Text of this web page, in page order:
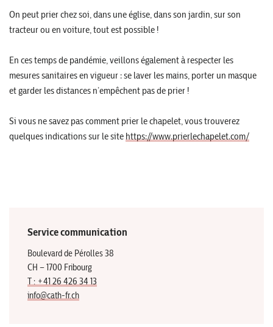
On peut prier chez soi, dans une église, dans son jardin, sur son
tracteur ou en voiture, tout est possible !
En ces temps de pandémie, veillons également à respecter les
mesures sanitaires en vigueur : se laver les mains, porter un masque
et garder les distances n’empêchent pas de prier !
Si vous ne savez pas comment prier le chapelet, vous trouverez
quelques indications sur le site https://www.prierlechapelet.com/
Service communication
Boulevard de Pérolles 38
CH – 1700 Fribourg
T : +41 26 426 34 13
info@cath-fr.ch